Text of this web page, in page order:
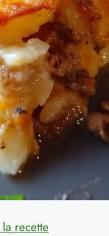
recette